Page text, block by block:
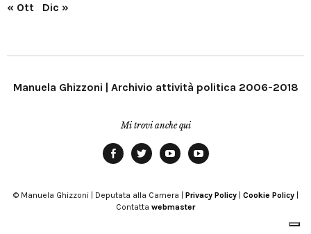
« Ott Dic »
Manuela Ghizzoni | Archivio attività politica 2006-2018
Mi trovi anche qui
Modena
© Manuela Ghizzoni | Deputata alla Camera | Privacy Policy| Cookie Policy|
Contatta webmaster